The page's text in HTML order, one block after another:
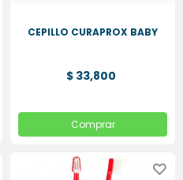
CEPILLO CURAPROX BABY
$ 33,800
Comprar